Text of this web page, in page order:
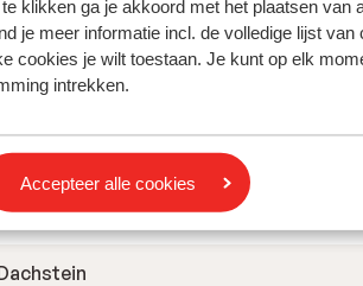
klikken ga je akkoord met het plaatsen van
je meer informatie incl. de volledige lijst van
cookies je wilt toestaan. Je kunt op elk
intrekken.
Accepteer alle cookies
- Ski Amadé